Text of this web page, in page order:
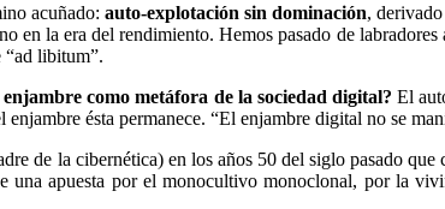
acuñado: auto-explotación sin dominación,
en la era del rendimiento. Hemos pasado de
“ad libitum”.
como metáfora de la sociedad digital? El
enjambre ésta permanece. “El enjambre digital no se
de la cibernética) en los años 50 del siglo pasado
una apuesta por el monocultivo monoclonal, por la